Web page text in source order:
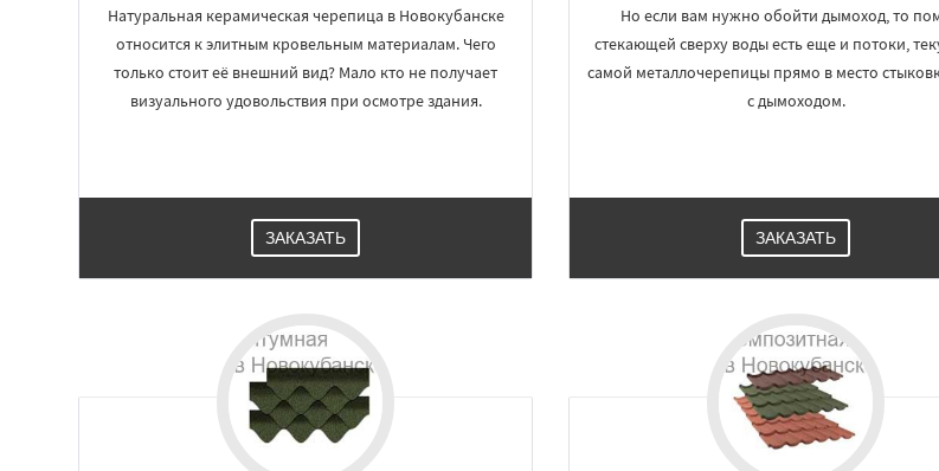
Натуральная керамическая черепица в Новокубанске
относится к элитным кровельным материалам. Чего
только стоит её внешний вид? Мало кто не получает
визуального удовольствия при осмотре здания.
ЗАКАЗАТЬ
Но если вам нужно обойти дымоход, то
стекающей сверху воды есть еще и потоки,
самой металлочерепицы прямо в место
с дымоходом.
ЗАКАЗАТЬ